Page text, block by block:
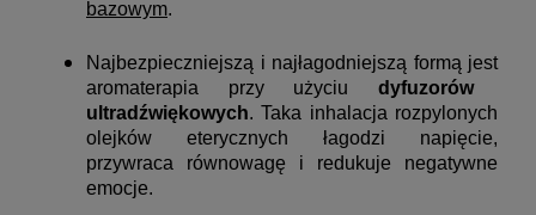
bazowym.
Najbezpieczniejszą i najłagodniejszą formą jest
aromaterapia przy użyciu
dyfuzorów
ultradźwiękowych. Taka inhalacja rozpylonych
olejków eterycznych łagodzi napięcie,
przywraca równowagę i redukuje negatywne
emocje.